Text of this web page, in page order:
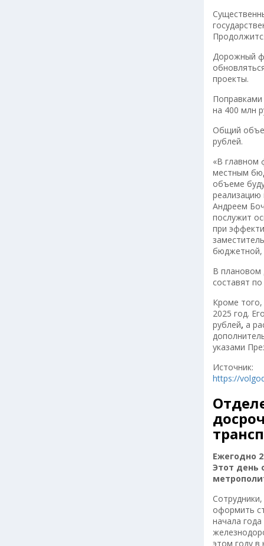
Дорожный
проекты.
на 400 млн
Общий
рублей.
«В главном
местным
объеме
Андреем
послужит
при
бюджетной,
В плановом
составят
Кроме
2025 год.
рублей, а
указами
Источник:
https://
Ежегодно
Этот день
оформить
начала
этом году в